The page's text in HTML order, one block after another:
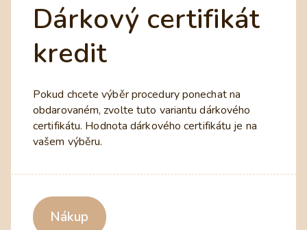
Dárkový certifikát
kredit
Pokud chcete výběr procedury ponechat na
obdarovaném, zvolte tuto variantu dárkového
certifikátu. Hodnota dárkového certifikátu je na
vašem výběru.
Nákup